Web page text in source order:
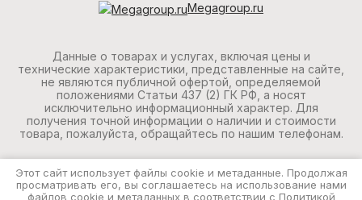
Megagroup.ru
Данные о товарах и услугах, включая цены и
технические характеристики, представленные на сайте,
не являются публичной офертой, определяемой
положениями Статьи 437 (2) ГК РФ, а носят
исключительно информационный характер. Для
получения точной информации о наличии и стоимости
товара, пожалуйста, обращайтесь по нашим телефонам.
Этот сайт использует файлы cookie и метаданные. Продолжая
просматривать его, вы соглашаетесь на использование нами
файлов cookie и метаданных в соответствии с Политикой